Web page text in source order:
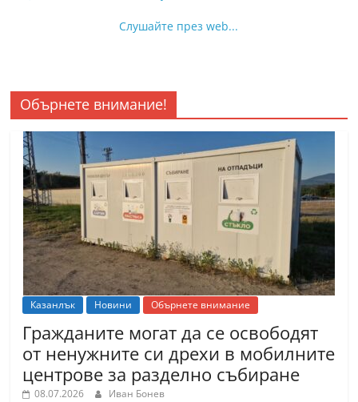
Слушайте през web...
Обърнете внимание!
Казанлък Новини Обърнете внимание
Гражданите могат да се освободят
от ненужните си дрехи в мобилните
центрове за разделно събиране
08.07.2026 Иван Бонев